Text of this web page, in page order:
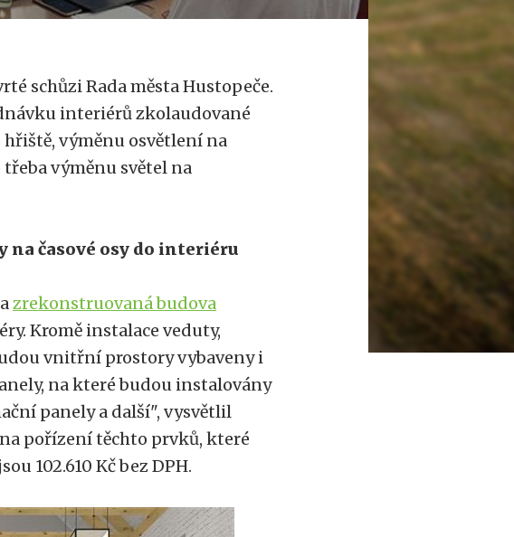
schůzi Rada města Hustopeče.
interiérů zkolaudované
výměnu osvětlení na
výměnu světel na
časové osy do interiéru
zrekonstruovaná budova
Kromě instalace veduty,
vnitřní prostory vybaveny i
na které budou instalovány
panely a další", vysvětlil
pořízení těchto prvků, které
102.610 Kč bez DPH.